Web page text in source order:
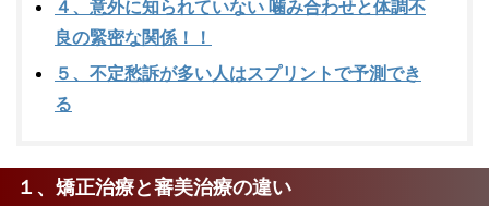
４、意外に知られていない 噛み合わせと体調不
良の緊密な関係！！
５、不定愁訴が多い人はスプリントで予測でき
る
１、矯正治療と審美治療の違い